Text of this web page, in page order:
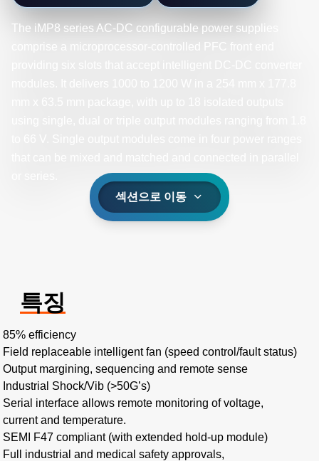
The iMP8 series AC-DC configurable power supplies
comprise a microprocessor-controlled PFC front end
섹션으로 이동
특징
85% efficiency
Field replaceable intelligent fan (speed control/fault status)​
Output margining, sequencing and remote sense ​
Industrial Shock/Vib (>50G’s)​
Serial interface allows remote monitoring of voltage,
current and temperature.
SEMI F47 compliant (with extended hold-up module)
Full industrial and medical safety approvals,